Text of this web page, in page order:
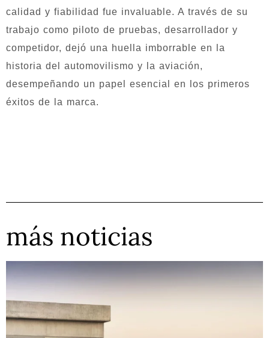
calidad y fiabilidad fue invaluable. A través de su
trabajo como piloto de pruebas, desarrollador y
competidor, dejó una huella imborrable en la
historia del automovilismo y la aviación,
desempeñando un papel esencial en los primeros
éxitos de la marca.
más noticias